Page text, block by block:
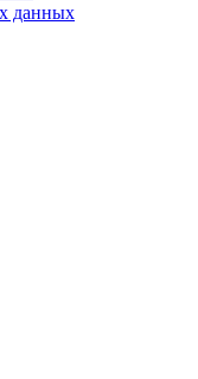
данных